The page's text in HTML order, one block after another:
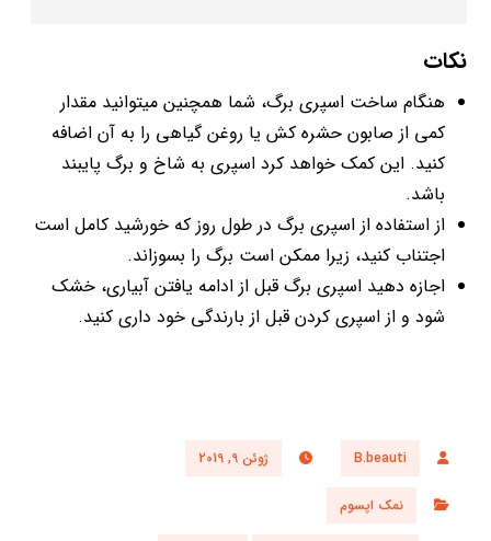
نکات
هنگام ساخت اسپری برگ، شما همچنین می­توانید مقدار
کمی از صابون حشره ­کش یا روغن گیاهی را به آن اضافه
کنید. این کمک خواهد کرد اسپری به شاخ و برگ پایبند
باشد.
از استفاده از اسپری برگ در طول روز که خورشید کامل است
اجتناب کنید، زیرا ممکن است برگ را بسوزاند.
اجازه دهید اسپری برگ قبل از ادامه یافتن آبیاری، خشک
شود و از اسپری کردن قبل از بارندگی خود داری کنید.
B.beauti ژوئن 9, 2019
نمک اپسوم